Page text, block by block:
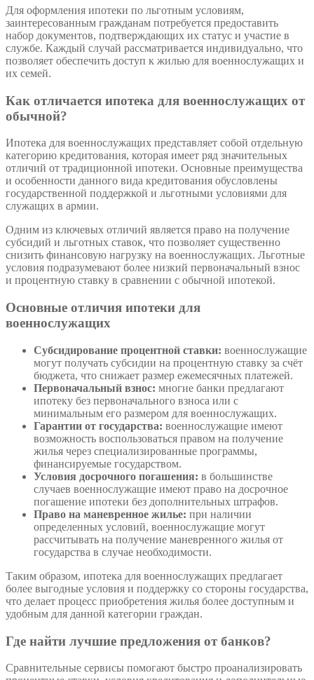
Для оформления ипотеки по льготным условиям,
заинтересованным гражданам потребуется предоставить
набор документов, подтверждающих их статус и участие в
службе. Каждый случай рассматривается индивидуально, что
позволяет обеспечить доступ к жилью для военнослужащих и
их семей.
Как отличается ипотека для военнослужащих от
обычной?
Ипотека для военнослужащих представляет собой отдельную
категорию кредитования, которая имеет ряд значительных
отличий от традиционной ипотеки. Основные преимущества
и особенности данного вида кредитования обусловлены
государственной поддержкой и льготными условиями для
служащих в армии.
Одним из ключевых отличий является право на получение
субсидий и льготных ставок, что позволяет существенно
снизить финансовую нагрузку на военнослужащих. Льготные
условия подразумевают более низкий первоначальный взнос
и процентную ставку в сравнении с обычной ипотекой.
Основные отличия ипотеки для
военнослужащих
Субсидирование процентной ставки: военнослужащие
могут получать субсидии на процентную ставку за счёт
бюджета, что снижает размер ежемесячных платежей.
Первоначальный взнос: многие банки предлагают
ипотеку без первоначального взноса или с
минимальным его размером для военнослужащих.
Гарантии от государства: военнослужащие имеют
возможность воспользоваться правом на получение
жилья через специализированные программы,
финансируемые государством.
Условия досрочного погашения: в большинстве
случаев военнослужащие имеют право на досрочное
погашение ипотеки без дополнительных штрафов.
Право на маневренное жилье: при наличии
определенных условий, военнослужащие могут
рассчитывать на получение маневренного жилья от
государства в случае необходимости.
Таким образом, ипотека для военнослужащих предлагает
более выгодные условия и поддержку со стороны государства,
что делает процесс приобретения жилья более доступным и
удобным для данной категории граждан.
Где найти лучшие предложения от банков?
Сравнительные сервисы помогают быстро проанализировать